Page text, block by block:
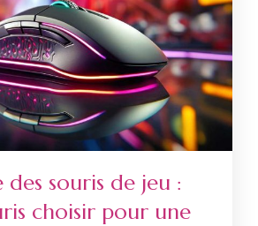
des souris de jeu :
choisir pour une